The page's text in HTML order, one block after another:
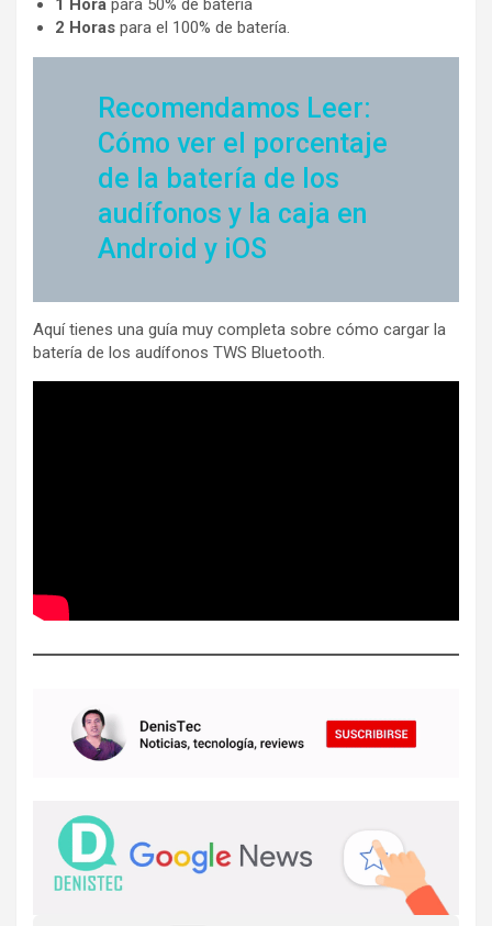
1 Hora para 50% de batería
2 Horas para el 100% de batería.
Recomendamos Leer:
Cómo ver el porcentaje
de la batería de los
audífonos y la caja en
Android y iOS
Aquí tienes una guía muy completa sobre cómo cargar la
batería de los audífonos TWS Bluetooth.